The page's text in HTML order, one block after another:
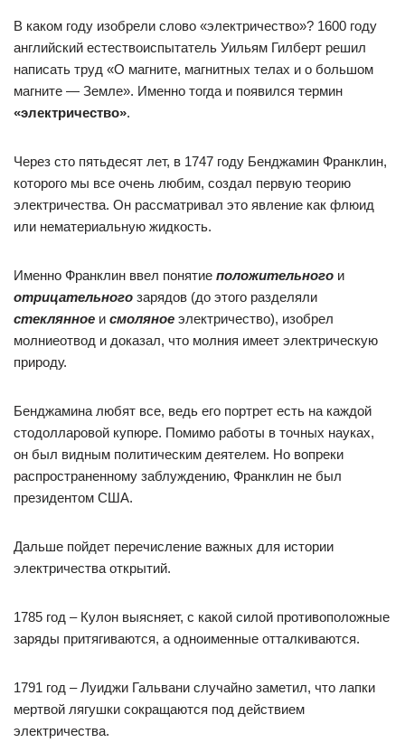
В каком году изобрели слово «электричество»? 1600 году
английский естествоиспытатель Уильям Гилберт решил
написать труд «О магните, магнитных телах и о большом
магните — Земле». Именно тогда и появился термин
«электричество».
Через сто пятьдесят лет, в 1747 году Бенджамин Франклин,
которого мы все очень любим, создал первую теорию
электричества. Он рассматривал это явление как флюид
или нематериальную жидкость.
Именно Франклин ввел понятие положительного и
отрицательного зарядов (до этого разделяли
стеклянное и смоляное электричество), изобрел
молниеотвод и доказал, что молния имеет электрическую
природу.
Бенджамина любят все, ведь его портрет есть на каждой
стодолларовой купюре. Помимо работы в точных науках,
он был видным политическим деятелем. Но вопреки
распространенному заблуждению, Франклин не был
президентом США.
Дальше пойдет перечисление важных для истории
электричества открытий.
1785 год – Кулон выясняет, с какой силой противоположные
заряды притягиваются, а одноименные отталкиваются.
1791 год – Луиджи Гальвани случайно заметил, что лапки
мертвой лягушки сокращаются под действием
электричества.